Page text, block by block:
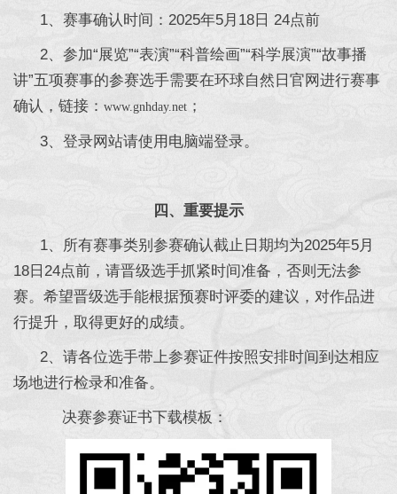
1、赛事确认时间：2025年5月18日 24点前
2、参加“展览”“表演”“科普绘画”“科学展演”“故事播
讲”五项赛事的参赛选手需要在环球自然日官网进行赛事
确认，链接： www.gnhday.net ；
3、登录网站请使用电脑端登录。
四、重要提示
1、所有赛事类别参赛确认截止日期均为2025年5月
18日24点前，请晋级选手抓紧时间准备，否则无法参
赛。希望晋级选手能根据预赛时评委的建议，对作品进
行提升，取得更好的成绩。
2、请各位选手带上参赛证件按照安排时间到达相应
场地进行检录和准备。
决赛参赛证书下载模板：